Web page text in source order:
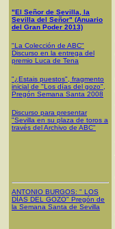
"El Señor de Sevilla, la
Sevilla del Señor" (Anuario
del Gran Poder 2013)
"La Colección de ABC"
Discurso en la entrega del
premio Luca de Tena
"¿Estais puestos", fragmento
inicial de "Los días del gozo",
Pregón Semana Santa 2008
Discurso para presentar
"Sevilla en su plaza de toros a
través del Archivo de ABC"
ANTONIO BURGOS: " LOS
DÍAS DEL GOZO" Pregón de
la Semana Santa de Sevilla